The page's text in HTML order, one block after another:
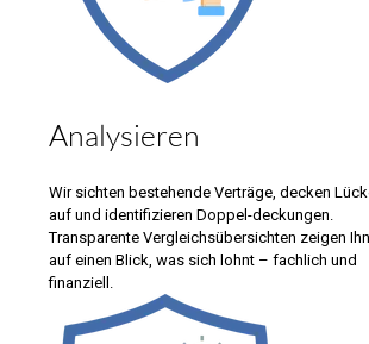
Analysieren
Wir sichten bestehende Verträge, decken
auf und identifizieren Doppel-deckungen.
Transparente Vergleichsübersichten zeigen
auf einen Blick, was sich lohnt – fachlich und
finanziell.